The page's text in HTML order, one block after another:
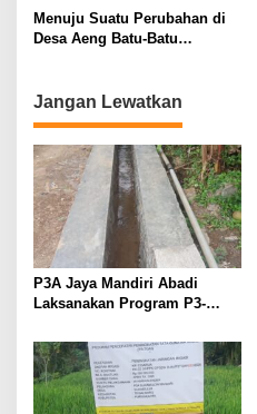
Pembangunan Desa
Sukamenanti 2022-2027
Menuju Suatu Perubahan di
Desa Aeng Batu-Batu
Muh.Tahir Dg Sese Semakin
Bersemangat
Jangan Lewatkan
P3A Jaya Mandiri Abadi
Laksanakan Program P3-
Irigasi di Wanayasa